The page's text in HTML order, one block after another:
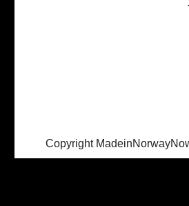
Copyright